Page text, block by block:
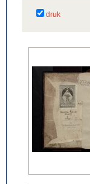
druk